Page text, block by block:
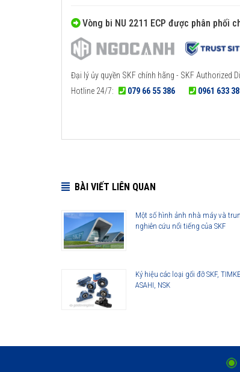
Vòng bi NU 2211 ECP được phân phối
Đại lý ủy quyền SKF chính hãng - SKF Authorized
Hotline 24/7:
079 66 55 386 0961 633
BÀI VIẾT LIÊN QUAN
Một số hình ảnh nhà máy và
nghiên cứu nổi tiếng của SKF
Ký hiệu các loại gối đỡ SKF,
ASAHI, NSK